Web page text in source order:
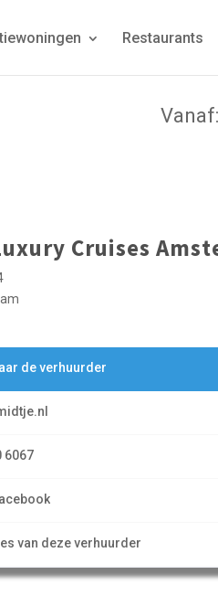
Restaurants
Cruises
de verhuurder
6067
van deze verhuurder